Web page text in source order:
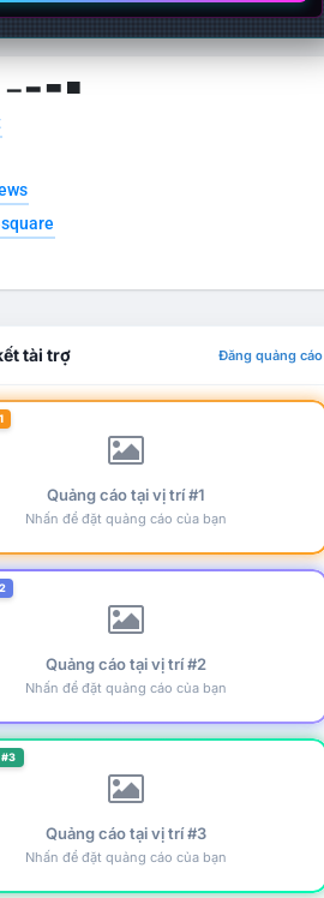
▁ ▂ ▃ ▄
tài trợ Đăng quảng cáo
Quảng cáo tại vị trí #1
Nhấn để đặt quảng cáo của bạn
Quảng cáo tại vị trí #2
Nhấn để đặt quảng cáo của bạn
Quảng cáo tại vị trí #3
Nhấn để đặt quảng cáo của bạn